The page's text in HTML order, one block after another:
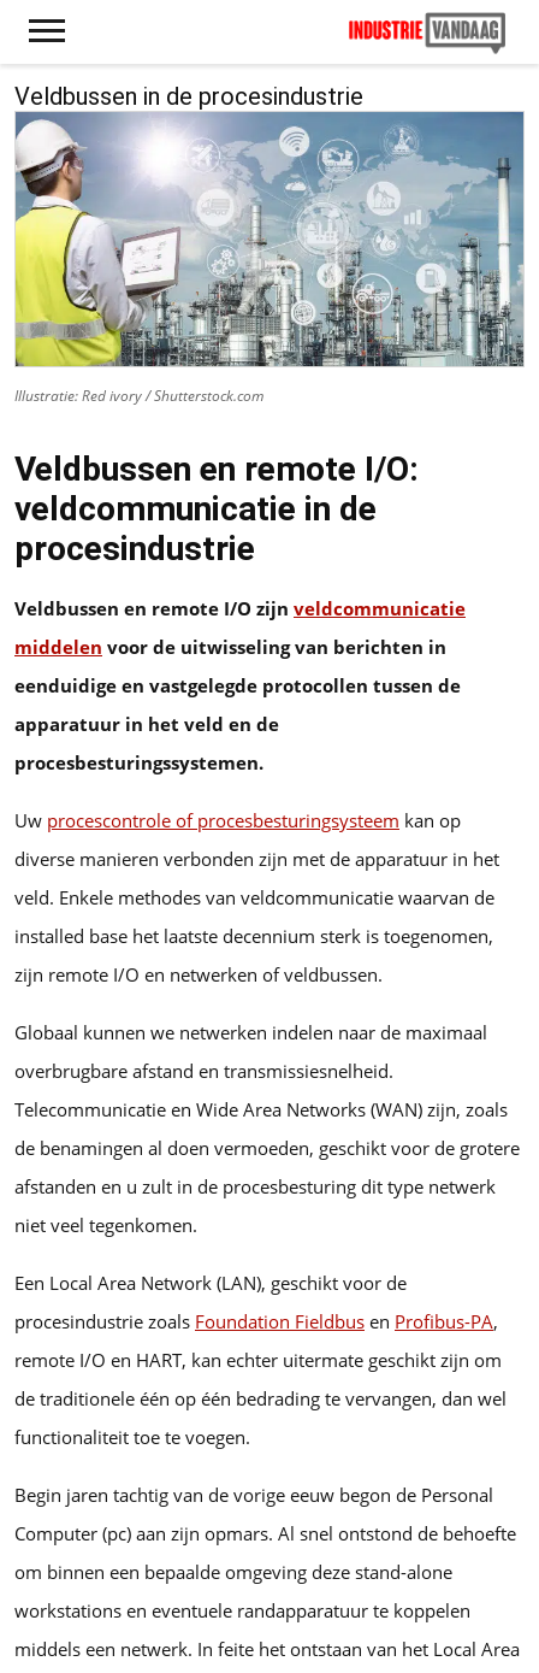
Veldbussen in de procesindustrie
Illustratie: Red ivory / Shutterstock.com
Veldbussen en remote I/O:
veldcommunicatie in de
procesindustrie
Veldbussen en remote I/O zijn veldcommunicatie
middelen voor de uitwisseling van berichten in
eenduidige en vastgelegde protocollen tussen de
apparatuur in het veld en de
procesbesturingssystemen.
Uw procescontrole of procesbesturingsysteem kan op
diverse manieren verbonden zijn met de apparatuur in het
veld. Enkele methodes van veldcommunicatie waarvan de
installed base het laatste decennium sterk is toegenomen,
zijn remote I/O en netwerken of veldbussen.
Globaal kunnen we netwerken indelen naar de maximaal
overbrugbare afstand en transmissiesnelheid.
Telecommunicatie en Wide Area Networks (WAN) zijn, zoals
de benamingen al doen vermoeden, geschikt voor de grotere
afstanden en u zult in de procesbesturing dit type netwerk
niet veel tegenkomen.
Een Local Area Network (LAN), geschikt voor de
procesindustrie zoals Foundation Fieldbus en Profibus-PA,
remote I/O en HART, kan echter uitermate geschikt zijn om
de traditionele één op één bedrading te vervangen, dan wel
functionaliteit toe te voegen.
Begin jaren tachtig van de vorige eeuw begon de Personal
Computer (pc) aan zijn opmars. Al snel ontstond de behoefte
om binnen een bepaalde omgeving deze stand-alone
workstations en eventuele randapparatuur te koppelen
middels een netwerk. In feite het ontstaan van het Local Area